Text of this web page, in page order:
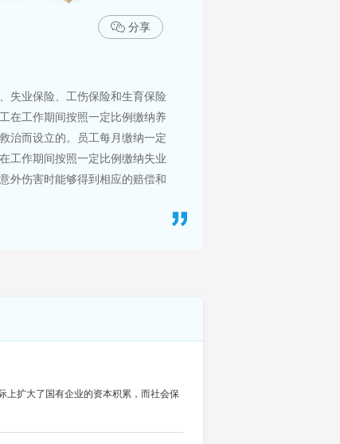
分享
失业保险、工伤保险和生育保险
在工作期间按照一定比例缴纳养
治而设立的。员工每月缴纳一定
工作期间按照一定比例缴纳失业
外伤害时能够得到相应的赔偿和
上扩大了国有企业的资本积累，而社会保